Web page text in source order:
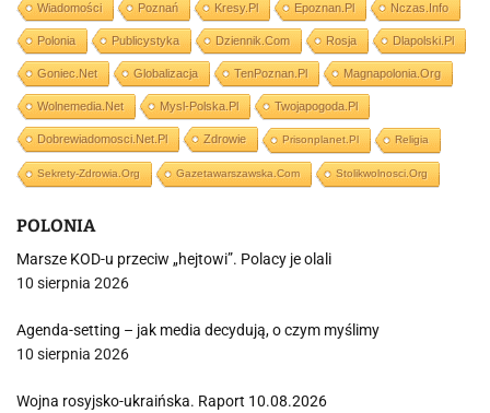
Wiadomości Poznań Kresy.pl Epoznan.pl Nczas.info
Polonia Publicystyka Dziennik.com Rosja Dlapolski.pl
Goniec.net Globalizacja TenPoznan.pl Magnapolonia.org
Wolnemedia.net Mysl-Polska.pl Twojapogoda.pl
Dobrewiadomosci.net.pl Zdrowie Prisonplanet.pl Religia
Sekrety-Zdrowia.org Gazetawarszawska.com Stolikwolnosci.org
POLONIA
Marsze KOD-u przeciw „hejtowi”. Polacy je olali
10 sierpnia 2026
Agenda-setting – jak media decydują, o czym myślimy
10 sierpnia 2026
Wojna rosyjsko-ukraińska. Raport 10.08.2026